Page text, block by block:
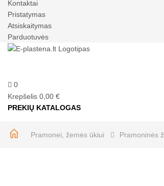
Kontaktai
Pristatymas
Atsiskaitymas
Parduotuvės
0
Krepšelis 0,00 €
PREKIŲ KATALOGAS
Pramonei, žemės ūkiui Pramoninės